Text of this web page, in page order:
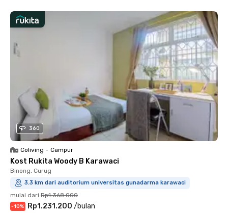
360
Coliving • Campur
Kost Rukita Woody B Karawaci
Binong, Curug
3.3 km dari auditorium universitas gunadarma karawaci
mulai dari Rp1.368.000
-10% Rp1.231.200 /bulan